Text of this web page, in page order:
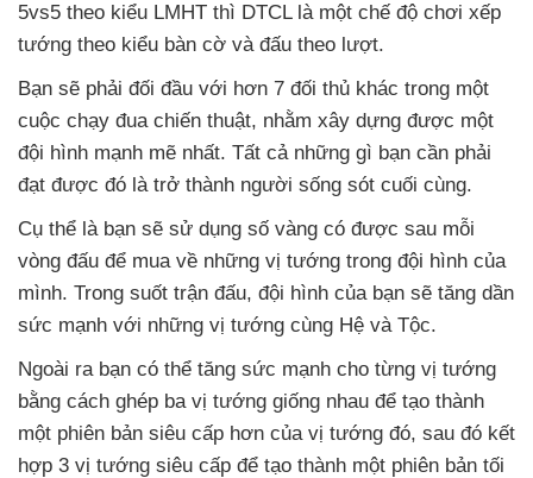
5vs5 theo kiểu LMHT thì DTCL là một chế độ chơi xếp
tướng theo kiểu bàn cờ và đấu theo lượt.
Bạn sẽ phải đối đầu với hơn 7 đối thủ khác trong một
cuộc chạy đua chiến thuật, nhằm xây dựng được một
đội hình mạnh mẽ nhất. Tất cả những gì bạn cần phải
đạt được đó là trở thành người sống sót cuối cùng.
Cụ thể là bạn sẽ sử dụng số vàng có được sau mỗi
vòng đấu để mua về những vị tướng trong đội hình của
mình. Trong suốt trận đấu, đội hình của bạn sẽ tăng dần
sức mạnh với những vị tướng cùng Hệ và Tộc.
Ngoài ra bạn có thể tăng sức mạnh cho từng vị tướng
bằng cách ghép ba vị tướng giống nhau để tạo thành
một phiên bản siêu cấp hơn của vị tướng đó, sau đó kết
hợp 3 vị tướng siêu cấp để tạo thành một phiên bản tối